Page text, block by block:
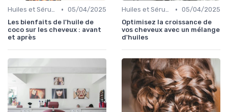
Huiles et Sérums • 05/04/2025
Les bienfaits de l'huile de
coco sur les cheveux : avant
et après
Huiles et Sérums • 05/04/2025
Optimisez la croissance de
vos cheveux avec un mélange
d'huiles